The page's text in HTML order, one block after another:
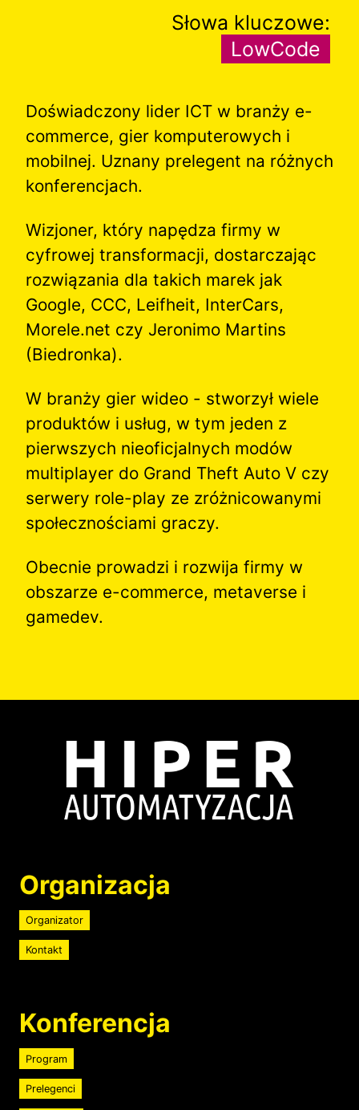
Słowa kluczowe:
LowCode
Doświadczony lider ICT w branży e-
commerce, gier komputerowych i
mobilnej. Uznany prelegent na różnych
konferencjach.
Wizjoner, który napędza firmy w
cyfrowej transformacji, dostarczając
rozwiązania dla takich marek jak
Google, CCC, Leifheit, InterCars,
Morele.net czy Jeronimo Martins
(Biedronka).
W branży gier wideo - stworzył wiele
produktów i usług, w tym jeden z
pierwszych nieoficjalnych modów
multiplayer do Grand Theft Auto V czy
serwery role-play ze zróżnicowanymi
społecznościami graczy.
Obecnie prowadzi i rozwija firmy w
obszarze e-commerce, metaverse i
gamedev.
Organizacja
Organizator
Kontakt
Konferencja
Program
Prelegenci